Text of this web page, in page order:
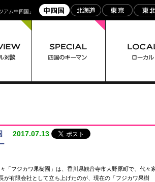
アム中四国」
2017.07.13
フジカワ果樹園」は、香川県観音寺市大野原町で、代々
有限会社として立ち上げたのが、現在の「フジカワ果樹